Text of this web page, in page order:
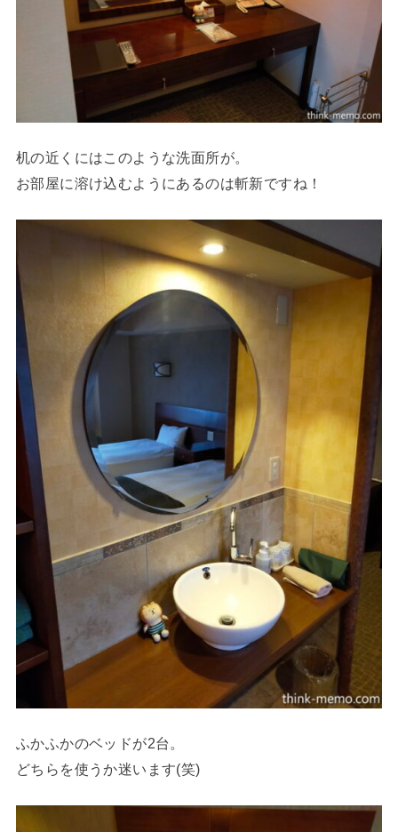
机の近くにはこのような洗面所が。
お部屋に溶け込むようにあるのは斬新ですね！
ふかふかのベッドが2台。
どちらを使うか迷います(笑)